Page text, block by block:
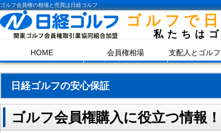
ゴルフ会員権の相場と売買は日経ゴルフ
ゴルフで
私たちは
HOME 会員権相場 支配人とゴル
日経ゴルフの安心保証
ゴルフ会員権購入に役立つ情報